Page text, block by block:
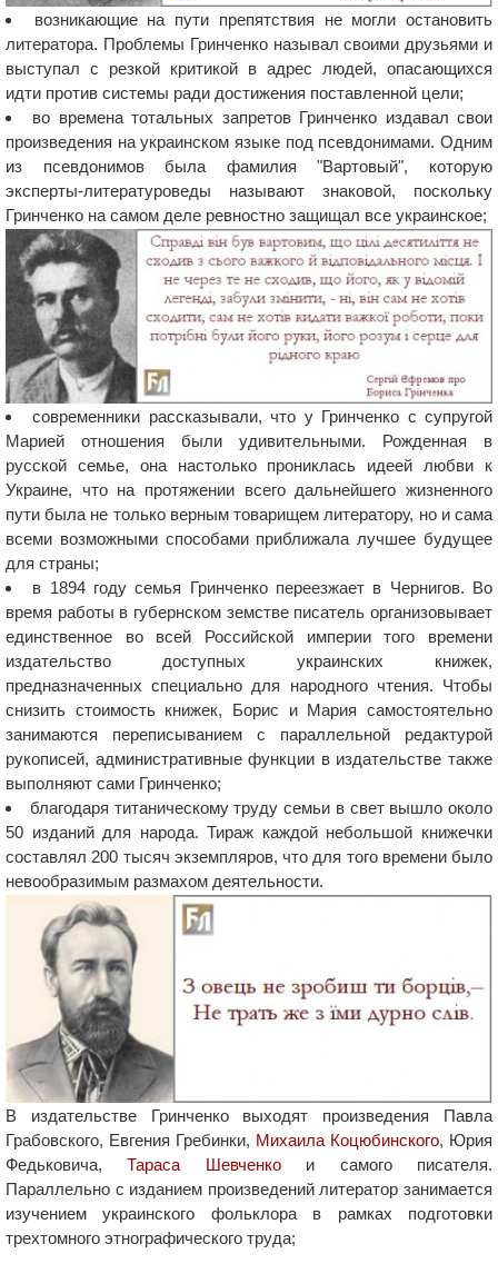
возникающие на пути препятствия не могли остановить
литератора. Проблемы Гринченко называл своими друзьями и
выступал с резкой критикой в адрес людей, опасающихся
идти против системы ради достижения поставленной цели;
во времена тотальных запретов Гринченко издавал свои
произведения на украинском языке под псевдонимами. Одним
из псевдонимов была фамилия "Вартовый", которую
эксперты-литературоведы называют знаковой, поскольку
Гринченко на самом деле ревностно защищал все украинское;
современники рассказывали, что у Гринченко с супругой
Марией отношения были удивительными. Рожденная в
русской семье, она настолько прониклась идеей любви к
Украине, что на протяжении всего дальнейшего жизненного
пути была не только верным товарищем литератору, но и сама
всеми возможными способами приближала лучшее будущее
для страны;
в 1894 году семья Гринченко переезжает в Чернигов. Во
время работы в губернском земстве писатель организовывает
единственное во всей Российской империи того времени
издательство доступных украинских книжек,
предназначенных специально для народного чтения. Чтобы
снизить стоимость книжек, Борис и Мария самостоятельно
занимаются переписыванием с параллельной редактурой
рукописей, административные функции в издательстве также
выполняют сами Гринченко;
благодаря титаническому труду семьи в свет вышло около
50 изданий для народа. Тираж каждой небольшой книжечки
составлял 200 тысяч экземпляров, что для того времени было
невообразимым размахом деятельности.
В издательстве Гринченко выходят произведения Павла
Грабовского, Евгения Гребинки, Михаила Коцюбинского, Юрия
Федьковича,Тараса Шевченкои самого писателя.
Параллельно с изданием произведений литератор занимается
изучением украинского фольклора в рамках подготовки
трехтомного этнографического труда;